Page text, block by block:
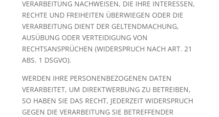
VERARBEITUNG NACHWEISEN, DIE IHRE INTERESSEN,
RECHTE UND FREIHEITEN ÜBERWIEGEN ODER DIE
VERARBEITUNG DIENT DER GELTENDMACHUNG,
AUSÜBUNG ODER VERTEIDIGUNG VON
RECHTSANSPRÜCHEN (WIDERSPRUCH NACH ART. 21
ABS. 1 DSGVO).
WERDEN IHRE PERSONENBEZOGENEN DATEN
VERARBEITET, UM DIREKTWERBUNG ZU BETREIBEN,
SO HABEN SIE DAS RECHT, JEDERZEIT WIDERSPRUCH
GEGEN DIE VERARBEITUNG SIE BETREFFENDER